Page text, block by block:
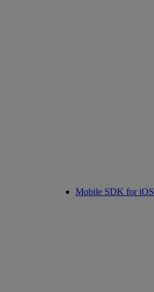
Mobile SDK for iOS